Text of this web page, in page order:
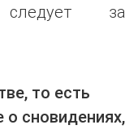
за
то есть
о сновидениях,